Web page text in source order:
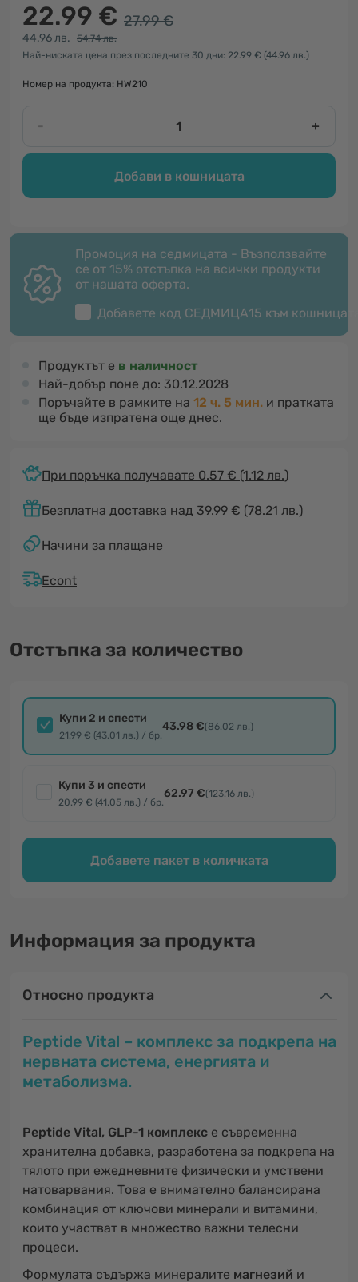
22.99 € 27.99 €
44.96 лв.
54.74 лв.
Най-ниската цена през последните 30 дни: 22.99 € (44.96 лв.)
Номер на продукта: HW210
- +
Добави в кошницата
Промоция на седмицата - Възползвайте
се от 15% отстъпка на всички продукти
от нашата оферта.
Добавете код СЕДМИЦА15 към
Продуктът е в наличност
Най-добър поне до: 30.12.2028
Поръчайте в рамките на 12 ч. 5 мин. и пратката
ще бъде изпратена още днес.
При поръчка получавате 0.57 € (1.12 лв.)
Безплатна доставка над 39.99 € (78.21 лв.)
Начини за плащане
Econt
Отстъпка за количество
Купи 2 и спести
21.99 € (43.01 лв.) / бр.
43.98 €(86.02 лв.)
Купи 3 и спести
20.99 € (41.05 лв.) / бр.
62.97 €(123.16 лв.)
Добавете пакет в количката
Информация за продукта
Относно продукта
Peptide Vital – комплекс за подкрепа на
нервната система, енергията и
метаболизма.
Peptide Vital, GLP-1 комплекс е съвременна
хранителна добавка, разработена за подкрепа на
тялото при ежедневните физически и умствени
натоварвания. Това е внимателно балансирана
комбинация от ключови минерали и витамини,
които участват в множество важни телесни
процеси.
Формулата съдържа минералите магнезий и